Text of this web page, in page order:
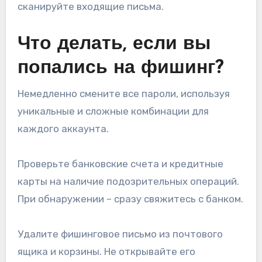
сканируйте входящие письма.
Что делать, если вы
попались на фишинг?
Немедленно смените все пароли, используя
уникальные и сложные комбинации для
каждого аккаунта.
Проверьте банковские счета и кредитные
карты на наличие подозрительных операций.
При обнаружении – сразу свяжитесь с банком.
Удалите фишинговое письмо из почтового
ящика и корзины. Не открывайте его